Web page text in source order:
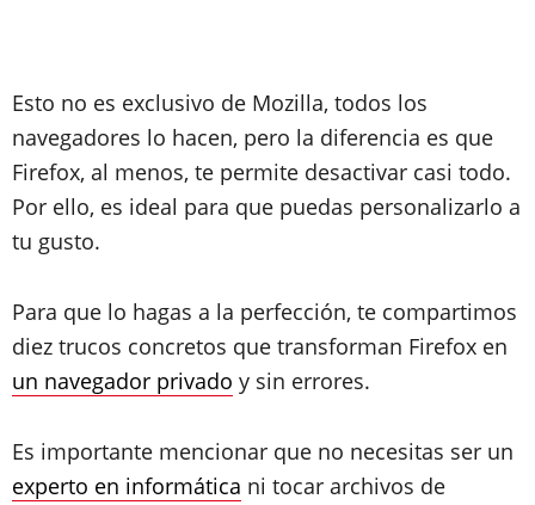
Esto no es exclusivo de Mozilla, todos los
navegadores lo hacen, pero la diferencia es que
Firefox, al menos, te permite desactivar casi todo.
Por ello, es ideal para que puedas personalizarlo a
tu gusto.
Para que lo hagas a la perfección, te compartimos
diez trucos concretos que transforman Firefox en
un navegador privado y sin errores.
Es importante mencionar que no necesitas ser un
experto en informática ni tocar archivos de